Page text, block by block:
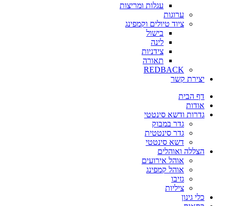
עגלות ומריצות
ערוגות
ציוד טיולים וקמפינג
בישול
לינה
צידניות
תאורה
REDBACK
יצירת קשר
דף הבית
אודות
גדרות ודשא סינטטי
גדר במבוק
גדר סינטטית
דשא סינטטי
הצללה ואוהלים
אוהל אירועים
אוהל קמפינג
גזיבו
ציליות
כלי גינון